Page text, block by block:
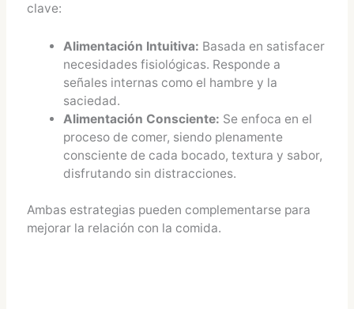
clave:
Alimentación Intuitiva: Basada en satisfacer
necesidades fisiológicas. Responde a
señales internas como el hambre y la
saciedad.
Alimentación Consciente: Se enfoca en el
proceso de comer, siendo plenamente
consciente de cada bocado, textura y sabor,
disfrutando sin distracciones.
Ambas estrategias pueden complementarse para
mejorar la relación con la comida.